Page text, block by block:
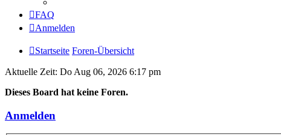
FAQ
Anmelden
Startseite Foren-Übersicht
Aktuelle Zeit: Do Aug 06, 2026 6:17 pm
Dieses Board hat keine Foren.
Anmelden